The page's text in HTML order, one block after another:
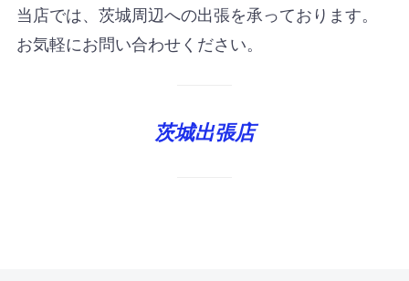
当店では、茨城周辺への出張を承っております。
お気軽にお問い合わせください。
茨城出張店